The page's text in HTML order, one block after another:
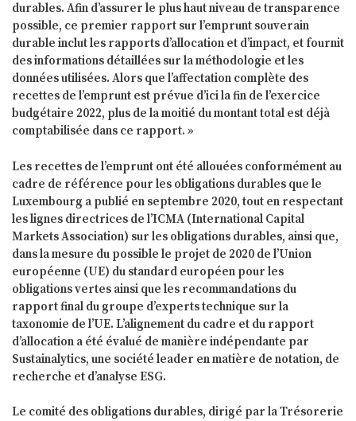
durables. Afin d’assurer le plus haut niveau de transparence
possible, ce premier rapport sur l’emprunt souverain
durable inclut les rapports d’allocation et d’impact, et fournit
des informations détaillées sur la méthodologie et les
données utilisées. Alors que l’affectation complète des
recettes de l’emprunt est prévue d’ici la fin de l’exercice
budgétaire 2022, plus de la moitié du montant total est déjà
comptabilisée dans ce rapport. »
Les recettes de l’emprunt ont été allouées conformément au
cadre de référence pour les obligations durables que le
Luxembourg a publié en septembre 2020, tout en respectant
les lignes directrices de l’ICMA (International Capital
Markets Association) sur les obligations durables, ainsi que,
dans la mesure du possible le projet de 2020 de l’Union
européenne (UE) du standard européen pour les
obligations vertes ainsi que les recommandations du
rapport final du groupe d’experts technique sur la
taxonomie de l’UE. L’alignement du cadre et du rapport
d’allocation a été évalué de manière indépendante par
Sustainalytics, une société leader en matière de notation, de
recherche et d’analyse ESG.
Le comité des obligations durables, dirigé par la Trésorerie